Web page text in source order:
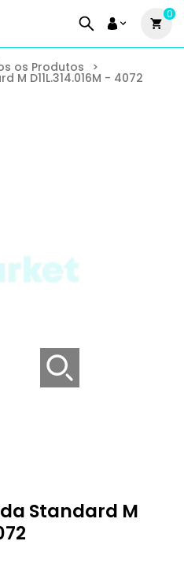
0
os Produtos >
D11L.314.016M - 4072
Standard M